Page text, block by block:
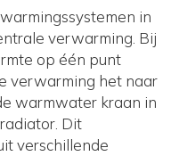
in
verwarming. Bij
op één punt
verwarming het naar
warmwater kraan in
Dit
verschillende